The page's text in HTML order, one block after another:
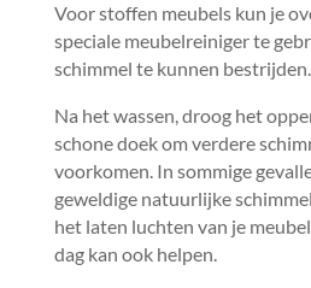
Voor stoffen meubels kun je
speciale meubelreiniger te
schimmel te kunnen bestrijden.​
Na het wassen, droog het
schone doek om verdere
voorkomen.​ In sommige
geweldige natuurlijke
het laten luchten van je
dag kan ook helpen.​